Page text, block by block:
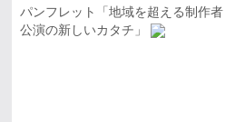
パンフレット「地域を超える制作者
公演の新しいカタチ」